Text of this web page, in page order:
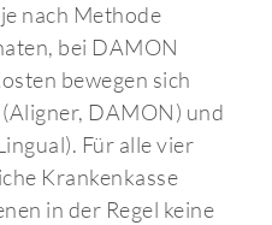
nach Methode
bei DAMON
bewegen sich
DAMON) und
Für alle vier
Krankenkasse
in der Regel keine